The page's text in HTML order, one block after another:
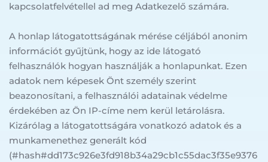
kapcsolatfelvétellel ad meg Adatkezelő számára.
A honlap látogatottságának mérése céljából anonim
információt gyűjtünk, hogy az ide látogató
felhasználók hogyan használják a honlapunkat. Ezen
adatok nem képesek Önt személy szerint
beazonosítani, a felhasználói adatainak védelme
érdekében az Ön IP-címe nem kerül letárolásra.
Kizárólag a látogatottságára vonatkozó adatok és a
munkamenethez generált kód
(#hash#dd173c926e3fd918b34a29cb1c55dac3f35e9376